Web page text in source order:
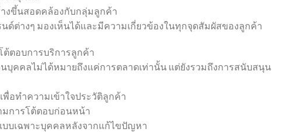
งขึ้นสอดคล้องกับกลุ่มลูกค้า
ด์ต่างๆ มองเห็นได้และมีความเกี่ยวข้องในทุกจุดสัมผัสของลูกค้า
ต้ตอบการบริการลูกค้า
บุคคลไม่ได้หมายถึงแค่การตลาดเท่านั้น แต่ยังรวมถึงการสนับสนุน
พื่อทำความเข้าใจประวัติลูกค้า
มการโต้ตอบก่อนหน้า
บเฉพาะบุคคลหลังจากแก้ไขปัญหา